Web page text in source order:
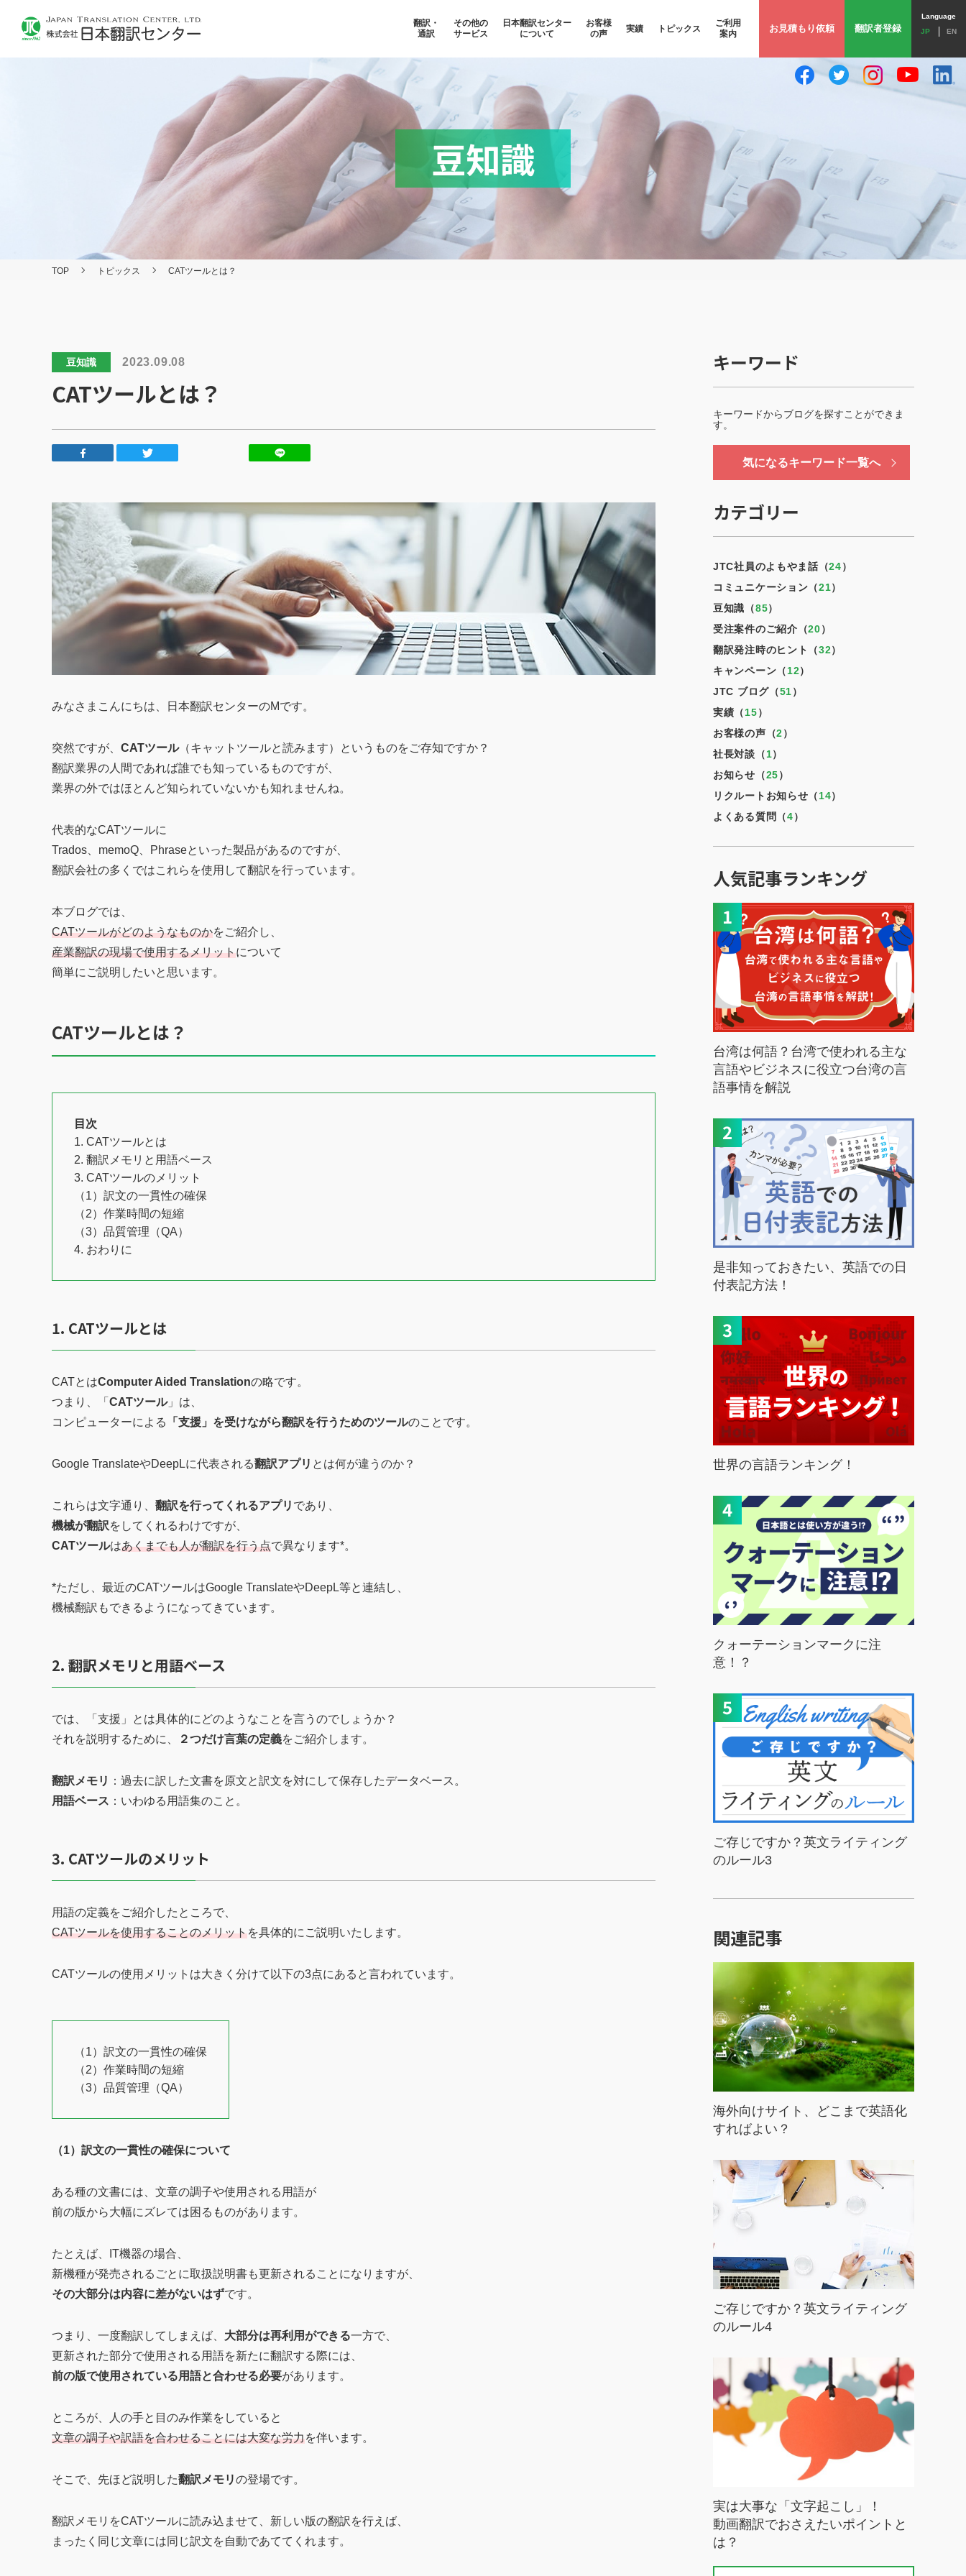
翻訳・
通訳
その他の
サービス
日本翻訳センター
について
お客様
の声
実績 トピックス
ご利用
案内
お見積もり依頼 翻訳者登録
Language
JP
EN
豆知識
TOP トピックス CATツールとは？
豆知識 2023.09.08
CATツールとは？
みなさまこんにちは、日本翻訳センターのMです。
突然ですが、 CATツール（キャットツールと読みます）というものをご存知ですか？
翻訳業界の人間であれば誰でも知っているものですが、
業界の外ではほとんど知られていないかも知れませんね。
代表的なCATツールに
Trados、memoQ、Phraseといった製品があるのですが、
翻訳会社の多くではこれらを使用して翻訳を行っています。
本ブログでは、
CATツールがどのようなものかをご紹介し、
産業翻訳の現場で使用するメリットについて
簡単にご説明したいと思います。
CATツールとは？
目次
1. CATツールとは
2. 翻訳メモリと用語ベース
3. CATツールのメリット
（1）訳文の一貫性の確保
（2）作業時間の短縮
（3）品質管理（QA）
4. おわりに
1. CATツールとは
CATとはComputer Aided Translationの略です。
つまり、「 CATツール」は、
コンピューターによる
「支援」を受けながら翻訳を行うためのツールのことです。
Google TranslateやDeepLに代表される翻訳アプリ とは何が違うのか？
これらは文字通り、 翻訳を行ってくれるアプリ であり、
機械が翻訳をしてくれるわけですが、
CATツールはあくまでも人が翻訳を行う点で異なります*。
*ただし、最近のCATツールはGoogle TranslateやDeepL等と連結し、
機械翻訳もできるようになってきています。
2. 翻訳メモリと用語ベース
では、「支援」とは具体的にどのようなことを言うのでしょうか？
それを説明するために、
２つだけ言葉の定義をご紹介します。
翻訳メモリ ：過去に訳した文書を原文と訳文を対にして保存したデータベース。
用語ベース ：いわゆる用語集のこと。
3. CATツールのメリット
用語の定義をご紹介したところで、
CATツールを使用することのメリットを具体的にご説明いたします。
CATツールの使用メリットは大きく分けて以下の3点にあると言われています。
（1）訳文の一貫性の確保
（2）作業時間の短縮
（3）品質管理（QA）
（1）訳文の一貫性の確保について
ある種の文書には、文章の調子や使用される用語が
前の版から大幅にズレては困るものがあります。
たとえば、IT機器の場合、
新機種が発売されるごとに取扱説明書も更新されることになりますが、
その大部分は内容に差がないはずです。
つまり、一度翻訳してしまえば、 大部分は再利用ができる一方で、
更新された部分で使用される用語を新たに翻訳する際には、
前の版で使用されている用語と合わせる必要があります。
ところが、人の手と目のみ作業をしていると
文章の調子や訳語を合わせることには大変な労力を伴います。
そこで、先ほど説明した翻訳メモリの登場です。
翻訳メモリをCATツールに読み込ませて、新しい版の翻訳を行えば、
まったく同じ文章には同じ訳文を自動であててくれます。
キーワード
キーワードからブログを探すことができま
す。
気になるキーワード一覧へ
カテゴリー
JTC社員のよもやま話（24）
コミュニケーション（21）
豆知識（85）
受注案件のご紹介（20）
翻訳発注時のヒント（32）
キャンペーン（12）
JTC ブログ（51）
実績（15）
お客様の声（2）
社長対談（1）
お知らせ（25）
リクルートお知らせ（14）
よくある質問（4）
人気記事ランキング
台湾は何語？台湾で使われる主な
言語やビジネスに役立つ台湾の言
語事情を解説
是非知っておきたい、英語での日
付表記方法！
世界の言語ランキング！
クォーテーションマークに注
意！？
ご存じですか？英文ライティング
のルール3
関連記事
海外向けサイト、どこまで英語化
すればよい？
ご存じですか？英文ライティング
のルール4
実は大事な「文字起こし」！
動画翻訳でおさえたいポイントと
は？